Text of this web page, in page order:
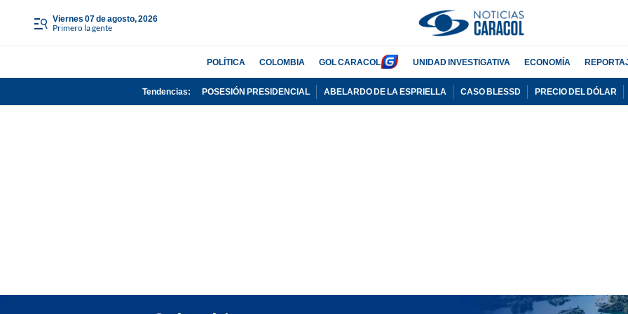
viernes 07 de agosto, 2026
Primero la gente
POLÍTICA COLOMBIA GOL CARACOL UNIDAD INVESTIGATIVA ECONOMÍA
Tendencias: POSESIÓN PRESIDENCIAL ABELARDO DE LA ESPRIELLA CASO BLESSD PRECIO DEL DÓLAR